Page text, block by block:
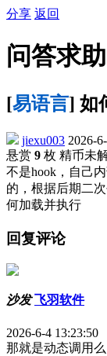
分享 返回
问答求助
[易语言] 如
jiexu003 2026-
悬赏 9 枚 精币未
不是hook，自己
的，根据后期二
何加载并执行
回复评论
沙发 飞羽软件
2026-6-4 13:23:50
那就是动态调用